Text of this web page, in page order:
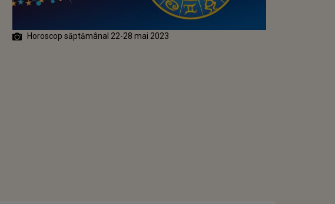
Horoscop săptămânal 22-28 mai 2023